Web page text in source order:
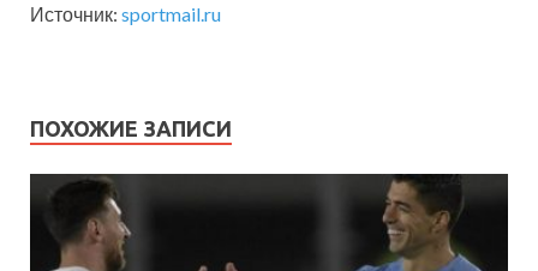
Источник: sportmail.ru
ПОХОЖИЕ ЗАПИСИ